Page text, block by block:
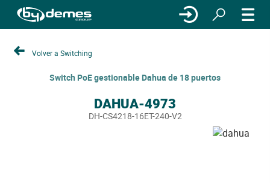
Volver a Switching
Switch PoE gestionable Dahua de 18 puertos
DAHUA-4973
DH-CS4218-16ET-240-V2